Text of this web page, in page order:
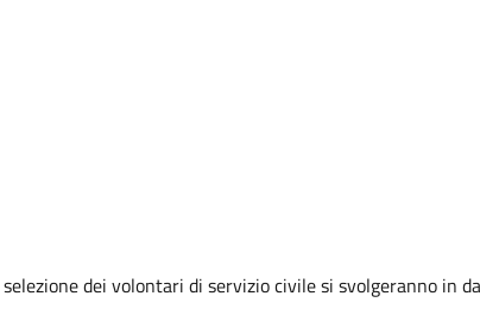
selezione dei volontari di servizio civilesi svolgeranno in